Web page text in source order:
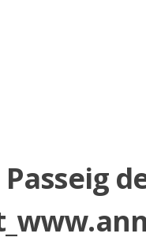
Passeig